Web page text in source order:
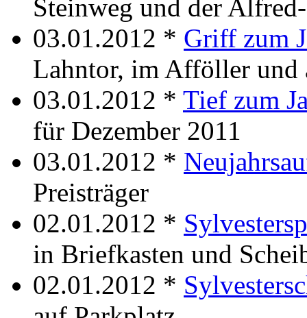
Steinweg und der
03.01.2012 * Griff zum
Lahntor, im Afföller und
03.01.2012 * Tief zum
für Dezember 2011
03.01.2012 *
Preisträger
02.01.2012 *
in Briefkasten und
02.01.2012 *